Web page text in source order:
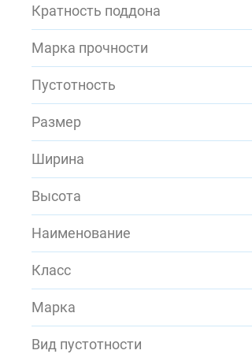
Кратность поддона
Марка прочности
Пустотность
Размер
Ширина
Высота
Наименование
Класс
Марка
Вид пустотности